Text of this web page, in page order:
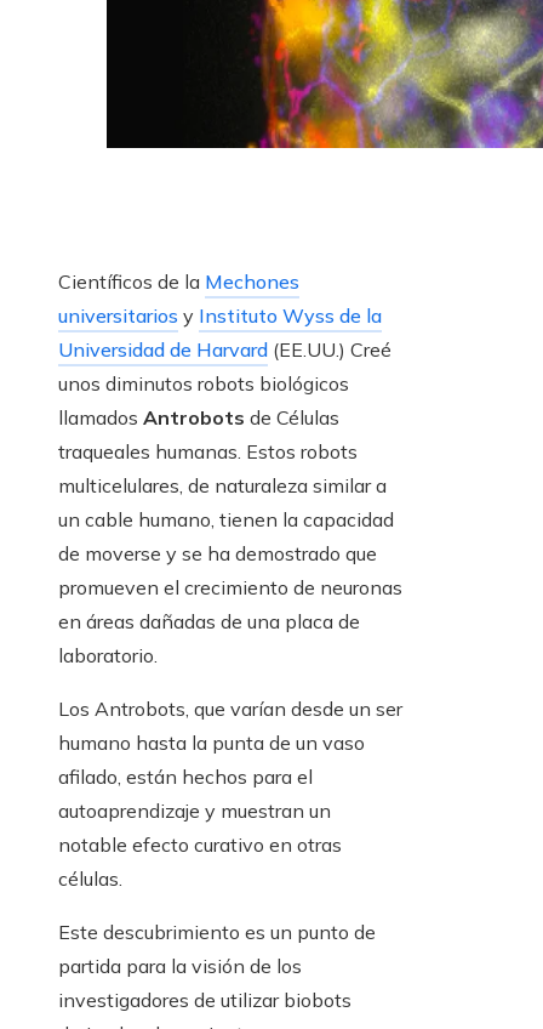
Científicos de la Mechones
universitarios y Instituto Wyss de la
Universidad de Harvard (EE.UU.) Creé
unos diminutos robots biológicos
llamados Antrobots de Células
traqueales humanas. Estos robots
multicelulares, de naturaleza similar a
un cable humano, tienen la capacidad
de moverse y se ha demostrado que
promueven el crecimiento de neuronas
en áreas dañadas de una placa de
laboratorio.
Los Antrobots, que varían desde un ser
humano hasta la punta de un vaso
afilado, están hechos para el
autoaprendizaje y muestran un
notable efecto curativo en otras
células.
Este descubrimiento es un punto de
partida para la visión de los
investigadores de utilizar biobots